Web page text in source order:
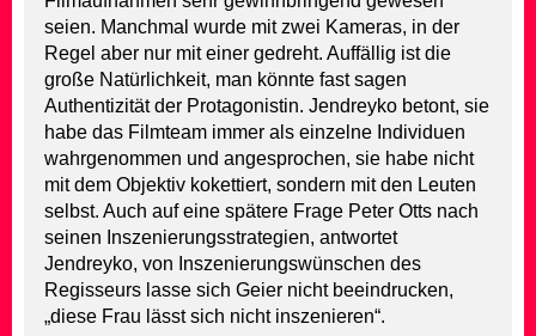
seien. Manchmal wurde mit zwei Kameras, in der
Regel aber nur mit einer gedreht. Auffällig ist die
große Natürlichkeit, man könnte fast sagen
Authentizität der Protagonistin. Jendreyko betont, sie
habe das Filmteam immer als einzelne Individuen
wahrgenommen und angesprochen, sie habe nicht
mit dem Objektiv kokettiert, sondern mit den Leuten
selbst. Auch auf eine spätere Frage Peter Otts nach
seinen Inszenierungsstrategien, antwortet
Jendreyko, von Inszenierungswünschen des
Regisseurs lasse sich Geier nicht beeindrucken,
„diese Frau lässt sich nicht inszenieren“.